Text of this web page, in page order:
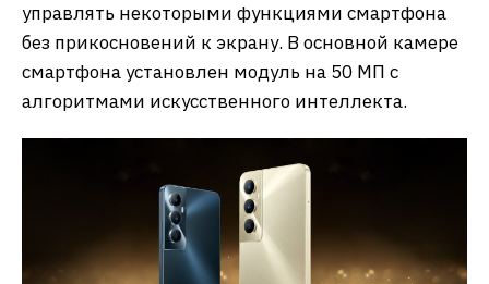
управлять некоторыми функциями смартфона
без прикосновений к экрану. В основной камере
смартфона установлен модуль на 50 МП с
алгоритмами искусственного интеллекта.